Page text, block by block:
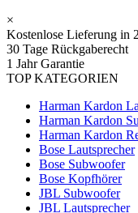
×
Kostenlose Lieferung in
30 Tage Rückgaberecht
1 Jahr Garantie
TOP KATEGORIEN
Harman Kardon
Harman Kardon
Harman Kardon
Bose Lautsprecher
Bose Subwoofer
Bose Kopfhörer
JBL Subwoofer
JBL Lautsprecher